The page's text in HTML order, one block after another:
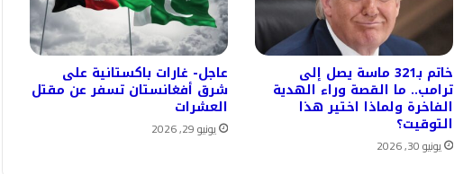
خاتم بـ321 ماسة يصل إلى
ترامب.. ما القصة وراء الهدية
الفاخرة ولماذا اختير هذا
التوقيت؟
يونيو 30, 2026
عاجل- غارات باكستانية على
شرق أفغانستان تسفر عن مقتل
العشرات
يونيو 29, 2026